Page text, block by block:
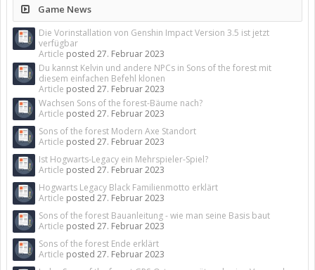
Game News
Die Vorinstallation von Genshin Impact Version 3.5 ist jetzt
verfügbar
Article posted 27. Februar 2023
Du kannst Kelvin und andere NPCs in Sons of the forest mit
diesem einfachen Befehl klonen
Article posted 27. Februar 2023
Wachsen Sons of the forest-Bäume nach?
Article posted 27. Februar 2023
Sons of the forest Modern Axe Standort
Article posted 27. Februar 2023
Ist Hogwarts-Legacy ein Mehrspieler-Spiel?
Article posted 27. Februar 2023
Hogwarts Legacy Black Familienmotto erklärt
Article posted 27. Februar 2023
Sons of the forest Bauanleitung - wie man seine Basis baut
Article posted 27. Februar 2023
Sons of the forest Ende erklärt
Article posted 27. Februar 2023